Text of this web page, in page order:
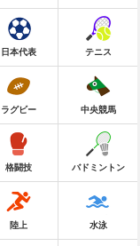
日本代表 テニス
ラグビー 中央競馬
格闘技 バドミントン
陸上 水泳